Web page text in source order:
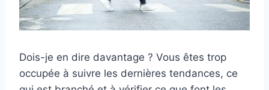
Dois-je en dire davantage ? Vous êtes trop
occupée à suivre les dernières tendances, ce